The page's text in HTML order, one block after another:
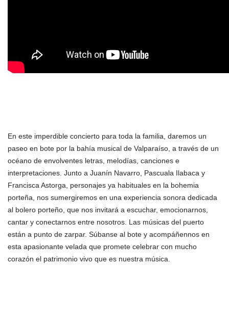
En este imperdible concierto para toda la familia, daremos un
paseo en bote por la bahía musical de Valparaíso, a través de un
océano de envolventes letras, melodías, canciones e
interpretaciones. Junto a Juanín Navarro, Pascuala Ilabaca y
Francisca Astorga, personajes ya habituales en la bohemia
porteña, nos sumergiremos en una experiencia sonora dedicada
al bolero porteño, que nos invitará a escuchar, emocionarnos,
cantar y conectarnos entre nosotros. Las músicas del puerto
están a punto de zarpar. Súbanse al bote y acompáñennos en
esta apasionante velada que promete celebrar con mucho
corazón el patrimonio vivo que es nuestra música.